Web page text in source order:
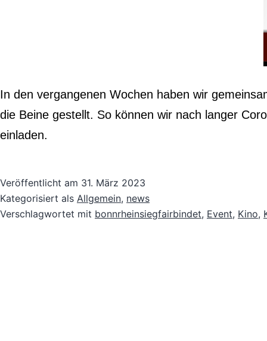
In den vergangenen Wochen haben wir
die Beine gestellt. So können wir nach langer
einladen.
Veröffentlicht am 31. März 2023
Kategorisiert als Allgemein, news
Verschlagwortet mit bonnrheinsiegfairbindet, Event, Kino,